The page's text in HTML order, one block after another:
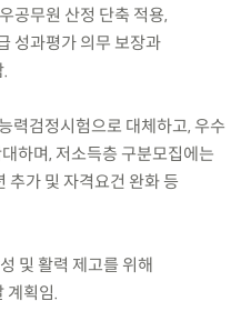
공무원 산정 단축 적용,
성과평가 의무 보장과
력검정시험으로 대체하고, 우수
하며, 저소득층 구분모집에는
추가 및 자격요건 완화 등
및 활력 제고를 위해
계획임.